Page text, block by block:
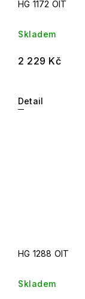
HG 1172 OIT
Skladem
2 229 Kč
Detail
HG 1288 OIT
Skladem